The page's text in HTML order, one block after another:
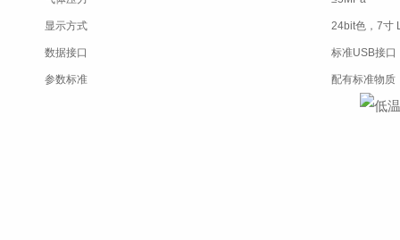
显示方式 24bit色，7寸
数据接口 标准USB接口
参数标准 配有标准物质